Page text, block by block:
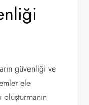
güvenliği ve
ele
oluşturmanın